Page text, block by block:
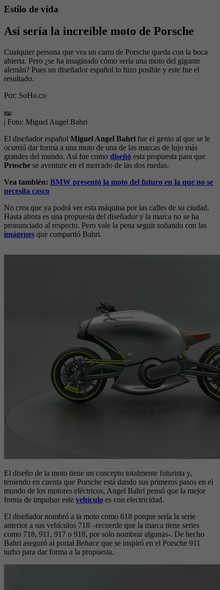
Estilo de vida
Así sería la increíble moto de Porsche
Cualquier persona que vea un carro de Porsche queda con la boca
abierta. Pero ¿se ha imaginado cómo sería una moto del gigante
alemán? Pues un diseñador español lo hizo posible y este fue el
resultado.
Por: SoHo.co
| Foto: Miguel Angel Bahri
El diseñador español Miguel Angel Bahri fue el genio al que se le
ocurrió dar forma a una moto de una de las marcas de lujo más
grandes del mundo. Así fue como diseñó esta propuesta para que
Prosche se aventure en el mercado de las dos ruedas.
Vea también: BMW presentó la moto del futuro en la que no se
necesita casco
No crea que ya podrá ver esta máquina por las calles de su ciudad.
Hasta ahora es una propuesta del diseñador y la marca no se ha
pronunciado al respecto. Pero vale la pena seguir soñando con las
imágenes que compartió Bahri.
El diseño de la moto tiene un concepto totalmente futurista y,
teniendo en cuenta que Porsche está dando sus primeros pasos en el
mundo de los motores eléctricos, Angel Bahri pensó que la mejor
forma de impulsar este vehículo es con electricidad.
El diseñador nombró a la moto como 618 porque sería la serie
anterior a sus vehículos 718 –recuerde que la marca tiene series
como 718, 911, 917 o 918, por solo nombrar algunas-. De hecho
Bahri aseguró al portal Behace que se inspiró en el Porsche 911
turbo para dar forma a la propuesta.